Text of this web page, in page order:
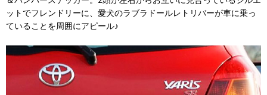
ットでフレンドリーに、愛犬のラブラドールレトリバーが車に乗っ
ていることを周囲にアピール♪